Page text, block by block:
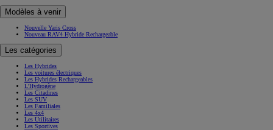
Modèles à venir
Nouvelle Yaris Cross
Nouveau RAV4 Hybride Rechargeable
Les catégories
Les Hybrides
Les voitures électriques
Les Hybrides Rechargeables
L'Hydrogène
Les Citadines
Les SUV
Les Familiales
Les 4x4
Les Utilitaires
Les Sportives